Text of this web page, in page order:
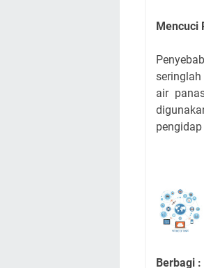
Mencuci
air
Berbagi :